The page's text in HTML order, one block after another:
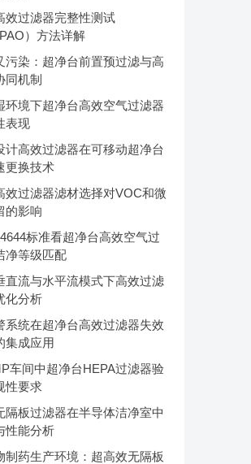
效过滤器完整性测试
PAO）方法详解
染：超净台前置预过滤与高
同机制
环境下超净台高效空气过滤器
表现
计高效过滤器在可移动超净台
更换技术
效过滤器滤材选择对VOC和微
的影响
标准看超净台高效空气过
净等级匹配
直流与水平流模式下高效过滤
化分析
系统在超净台高效过滤器失效
集成应用
车间中超净台HEPA过滤器验
性要求
隔板过滤器在半导体洁净室中
性能分析
药生产环境：超高效无隔板